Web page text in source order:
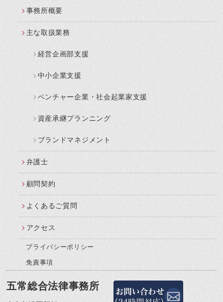
事務所概要
主な取扱業務
経営企画部支援
中小企業支援
ベンチャー企業・社会起業家支援
資産承継プランニング
ブランドマネジメント
弁護士
顧問契約
よくあるご質問
アクセス
プライバシーポリシー
免責事項
五常総合法律事務所